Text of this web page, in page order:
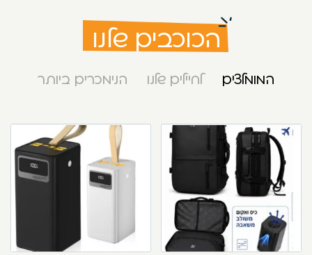
הכוכבים שלנו
המומלצים לחיילים שלנו הנימכרים ביותר